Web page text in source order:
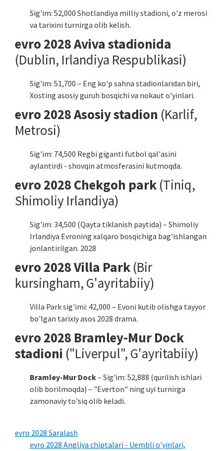
Sig'im: 52,000 Shotlandiya milliy stadioni, o'z merosi
va tarixini turnirga olib kelish.
evro 2028 Aviva stadionida
(Dublin, Irlandiya Respublikasi)
Sig'im: 51,700 – Eng ko'p sahna stadionlaridan biri,
Xosting asosiy guruh bosqichi va nokaut o'yinlari.
evro 2028 Asosiy stadion (Karlif,
Metrosi)
Sig'im: 74,500 Regbi giganti futbol qal'asini
aylantirdi - shovqin atmosferasini kutmoqda.
evro 2028 Chekgoh park (Tiniq,
Shimoliy Irlandiya)
Sig'im: 34,500 (Qayta tiklanish paytida) – Shimoliy
Irlandiya Evroning xalqaro bosqichiga bag'ishlangan
jonlantirilgan. 2028
evro 2028 Villa Park (Bir
kursingham, G'ayritabiiy)
Villa Park sig'imi: 42,000 – Evoni kutib olishga tayyor
bo'lgan tarixiy asos 2028 drama.
evro 2028 Bramley-Mur Dock
stadioni ("Liverpul", G'ayritabiiy)
Bramley-Mur Dock– Sig'im: 52,888 (qurilish ishlari
olib borilmoqda) – "Everton" ning uyi turnirga
zamonaviy to'siq olib keladi.
evro 2028 Saralash
evro 2028 Angliya chiptalari - Uembli o'yinlari,